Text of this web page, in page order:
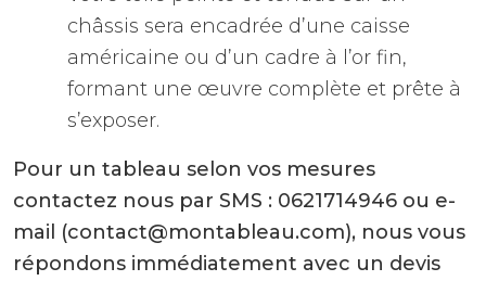
châssis sera encadrée d’une caisse
américaine ou d’un cadre à l’or fin,
formant une œuvre complète et prête à
s’exposer.
Pour un tableau selon vos mesures
contactez nous par SMS : 0621714946 ou e-
mail (contact@montableau.com), nous vous
répondons immédiatement avec un devis